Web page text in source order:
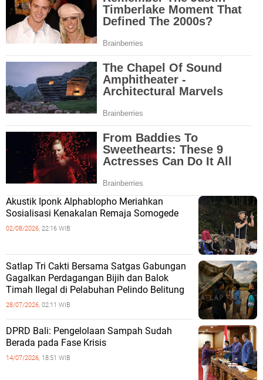
Akustik Iponk Alphablopho Meriahkan
Sosialisasi Kenakalan Remaja Somogede
02/08/2026, 22:16 WIB
Satlap Tri Cakti Bersama Satgas Gabungan
Gagalkan Perdagangan Bijih dan Balok
Timah Ilegal di Pelabuhan Pelindo Belitung
28/07/2026, 02:11 WIB
DPRD Bali: Pengelolaan Sampah Sudah
Berada pada Fase Krisis
14/07/2026, 18:51 WIB